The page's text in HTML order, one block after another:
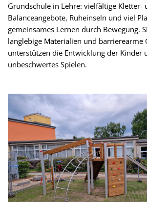
Grundschule in Lehre: vielfältige Kletter-
Balanceangebote, Ruheinseln und viel
gemeinsames Lernen durch Bewegung.
langlebige Materialien und barrierearme
unterstützen die Entwicklung der Kinder
unbeschwertes Spielen.